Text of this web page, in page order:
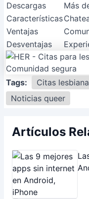
Descargas
Más
Características
Ventajas
Desventajas
Tags: Citas
Noticias queer
Artículos